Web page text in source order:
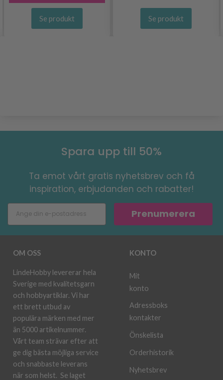
Se produkt Se produkt
Spara upp till 50%
Ta emot vårt gratis nyhetsbrev och få
inspiration, erbjudanden och rabatter!
Prenumerera
OM OSS
LindeHobby levererar hela
Sverige med kvalitetsgarn
och hobbyartiklar. Vi har
ett brett utbud av
populära märken med mer
än 5000 artikelnummer.
Vårt team strävar efter att
ge dig bästa möjliga service
och snabbaste leverans
när som helst. Se laget
KONTO
Mit
konto
Adressboks
kontakter
Önskelista
Orderhistorik
Nyhetsbrev